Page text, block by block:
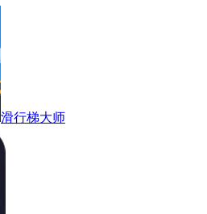
滑行梯大师